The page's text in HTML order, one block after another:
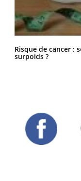
Risque de cancer :
surpoids ?